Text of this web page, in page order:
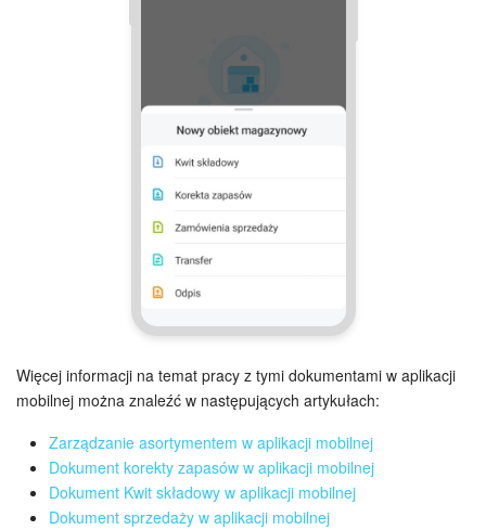
Więcej informacji na temat pracy z tymi dokumentami w aplikacji
mobilnej można znaleźć w następujących artykułach:
Zarządzanie asortymentem w aplikacji mobilnej
Dokument korekty zapasów w aplikacji mobilnej
Dokument Kwit składowy w aplikacji mobilnej
Dokument sprzedaży w aplikacji mobilnej